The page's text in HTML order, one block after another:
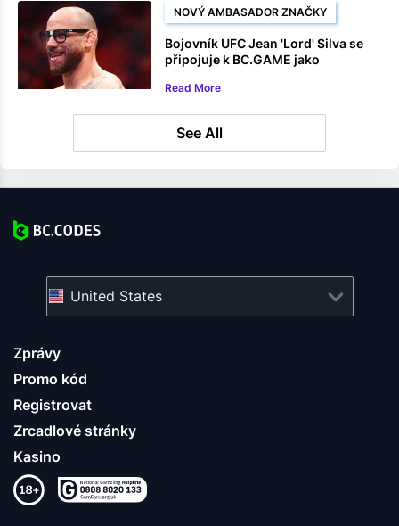
NOVÝ AMBASADOR ZNAČKY
Bojovník UFC Jean 'Lord' Silva se
připojuje k BC.GAME jako
Read More
See All
Zprávy
Promo kód
Registrovat
Zrcadlové stránky
Kasino
United States